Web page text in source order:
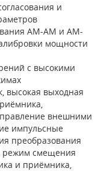
и
AM-AM и AM-
мощности
с высокими
высокая выходная
внешними
импульсные
преобразования
режим смещения
и приёмника,